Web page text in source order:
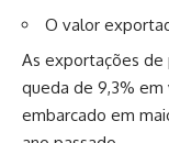
O valor
As exportações
queda de 9,3% em
embarcado em